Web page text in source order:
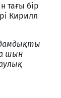
тағы бір
Кирилл
шын